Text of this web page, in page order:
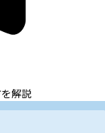
解説